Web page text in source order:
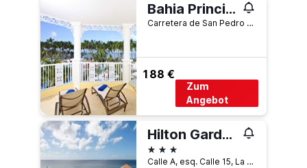
Bahia Principe Luxury Bouganville
Carretera de San Pedro - La Romana, Km - 12, San Pedro de Macoris, La Romana, Dominikanische Republik
188 €
Zum
Angebot
Hilton Garden Inn La Romana
3 Sterne
Calle A, esq. Calle 15, La Marina, La Romana, Dominikanische Republik